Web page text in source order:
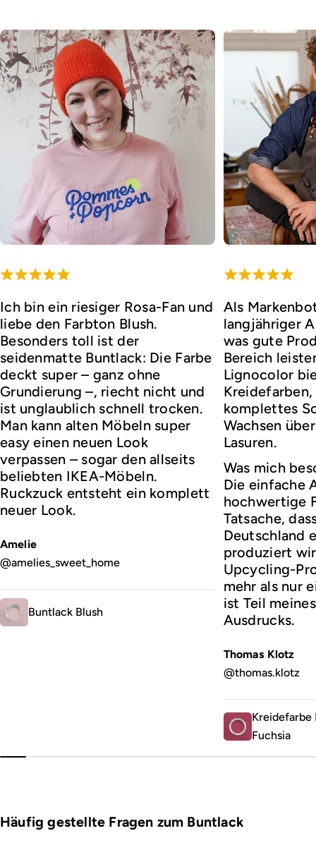
Ich bin ein riesiger Rosa-Fan und
liebe den Farbton Blush.
Besonders toll ist der
seidenmatte Buntlack: Die Farbe
deckt super – ganz ohne
Grundierung –, riecht nicht und
ist unglaublich schnell trocken.
Man kann alten Möbeln super
easy einen neuen Look
verpassen – sogar den allseits
beliebten IKEA-Möbeln.
Ruckzuck entsteht ein komplett
neuer Look.
Amelie
@amelies_sweet_home
Buntlack Blush
Als
langjähriger
was gute
Bereich
Lignocolor
komplettes
Wachsen
Lasuren.
Was mich
Die einfache
hochwertige
Tatsache,
Deutschland
produziert
Upcycling-
mehr als nur
ist Teil
Ausdrucks.
Thomas Klotz
@thomas.klotz
Kreidefarbe
Fuchsia
Häufig gestellte Fragen zum Buntlack